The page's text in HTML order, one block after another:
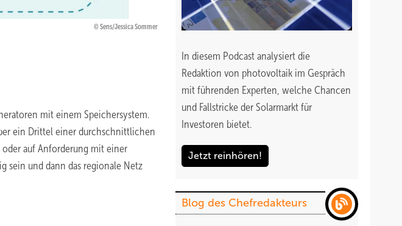
Sens/Jessica Sommer
mit einem Speichersystem.
ein Drittel einer durchschnittlichen
oder auf Anforderung mit einer
sein und dann das regionale Netz
In diesem Podcast analysiert die
Redaktion von photovoltaik im Gespräch
mit führenden Experten, welche Chancen
und Fallstricke der Solarmarkt für
Investoren bietet.
Jetzt reinhören!
Blog des Chefredakteurs